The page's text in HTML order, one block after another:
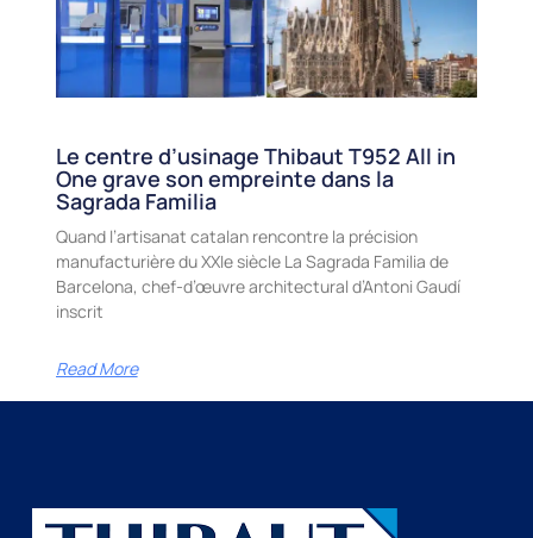
Le centre d’usinage Thibaut T952 All in
One grave son empreinte dans la
Sagrada Familia
Quand l’artisanat catalan rencontre la précision
manufacturière du XXIe siècle La Sagrada Familia de
Barcelona, chef-d’œuvre architectural d’Antoni Gaudí
inscrit
Read More